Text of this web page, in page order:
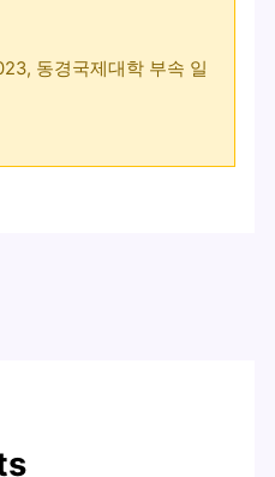
동경국제대학 부속 일